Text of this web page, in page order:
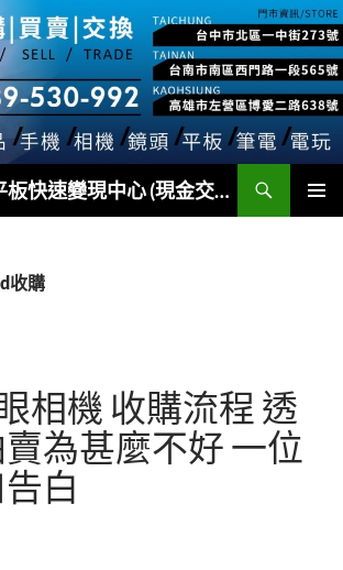
Sell Pad – 智慧平板快速變現中心 (現金交易)
收購
相機 收購流程 透
為甚麼不好 一位
白